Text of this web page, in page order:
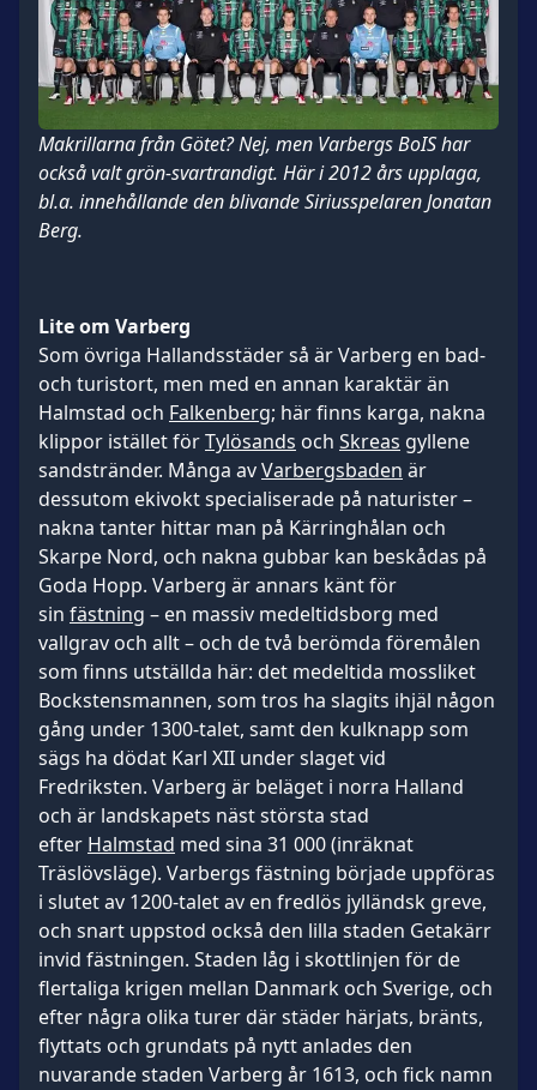
Makrillarna från Götet? Nej, men Varbergs BoIS har
också valt grön-svartrandigt. Här i 2012 års upplaga,
bl.a. innehållande den blivande Siriusspelaren Jonatan
Berg.
Lite om Varberg
Som övriga Hallandsstäder så är Varberg en bad-
och turistort, men med en annan karaktär än
Halmstad och Falkenberg; här finns karga, nakna
klippor istället förTylösands och Skreas gyllene
sandstränder. Många avVarbergsbaden är
dessutom ekivokt specialiserade på naturister –
nakna tanter hittar man på Kärringhålan och
Skarpe Nord, och nakna gubbar kan beskådas på
Goda Hopp. Varberg är annars känt för
sin fästning – en massiv medeltidsborg med
vallgrav och allt – och de två berömda föremålen
som finns utställda här: det medeltida mossliket
Bockstensmannen, som tros ha slagits ihjäl någon
gång under 1300-talet, samt den kulknapp som
sägs ha dödat Karl XII under slaget vid
Fredriksten. Varberg är beläget i norra Halland
och är landskapets näst största stad
efter Halmstad med sina 31 000 (inräknat
Träslövsläge). Varbergs fästning började uppföras
i slutet av 1200-talet av en fredlös jylländsk greve,
och snart uppstod också den lilla staden Getakärr
invid fästningen. Staden låg i skottlinjen för de
flertaliga krigen mellan Danmark och Sverige, och
efter några olika turer där städer härjats, bränts,
flyttats och grundats på nytt anlades den
nuvarande staden Varberg år 1613, och fick namn